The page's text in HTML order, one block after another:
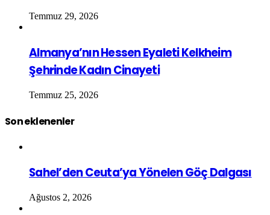
Temmuz 29, 2026
Almanya’nın Hessen Eyaleti Kelkheim
Şehrinde Kadın Cinayeti
Temmuz 25, 2026
Son eklenenler
Sahel’den Ceuta’ya Yönelen Göç Dalgası
Ağustos 2, 2026